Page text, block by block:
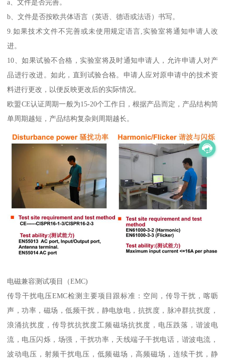
a、文件是否完善。
b、文件是否按欧共体语言（英语、德语或法语）书写。
9.如果技术文件不完善或未使用规定语言,实验室将通知申请人改
进。
10、如果试验不合格，实验室将及时通知申请人，允许申请人对产
品进行改进。如此，直到试验合格。申请人应对原申请中的技术资
料进行更改，以便反映更改后的实际情况。
欧盟CE认证周期一般为15-20个工作日，根据产品而定，产品结构简
单周期越短，产品结构复杂则周期越长。
电磁兼容测试项目（EMC)
传导干扰电压EMC检测主要项目跟标准：空间，传导干扰，喀呖
声，功率，磁场，低频干扰，静电放电，抗扰度，脉冲群抗扰度，
浪涌抗扰度，传导扰抗扰度工频磁场抗扰度，电压跌落，谐波电
流，电压闪烁，场强，干扰功率，天线端子干扰电话，谐波电流，
波动电压，射频干扰电压，低频磁场，高频磁场，连续干扰，静